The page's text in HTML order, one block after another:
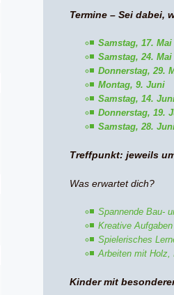
Termine – Sei dabei,
Samstag, 17. Mai
Samstag, 24. Mai
Donnerstag, 29.
Montag, 9. Juni
Samstag, 14.
Donnerstag, 19.
Samstag, 28.
Treffpunkt: jeweils
Was erwartet dich?
Spannende Bau-
Kreative
Spielerisches
Arbeiten mit Holz,
Kinder mit